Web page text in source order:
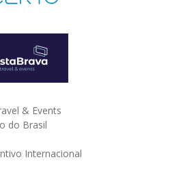
& Events
do Brasil
Internacional